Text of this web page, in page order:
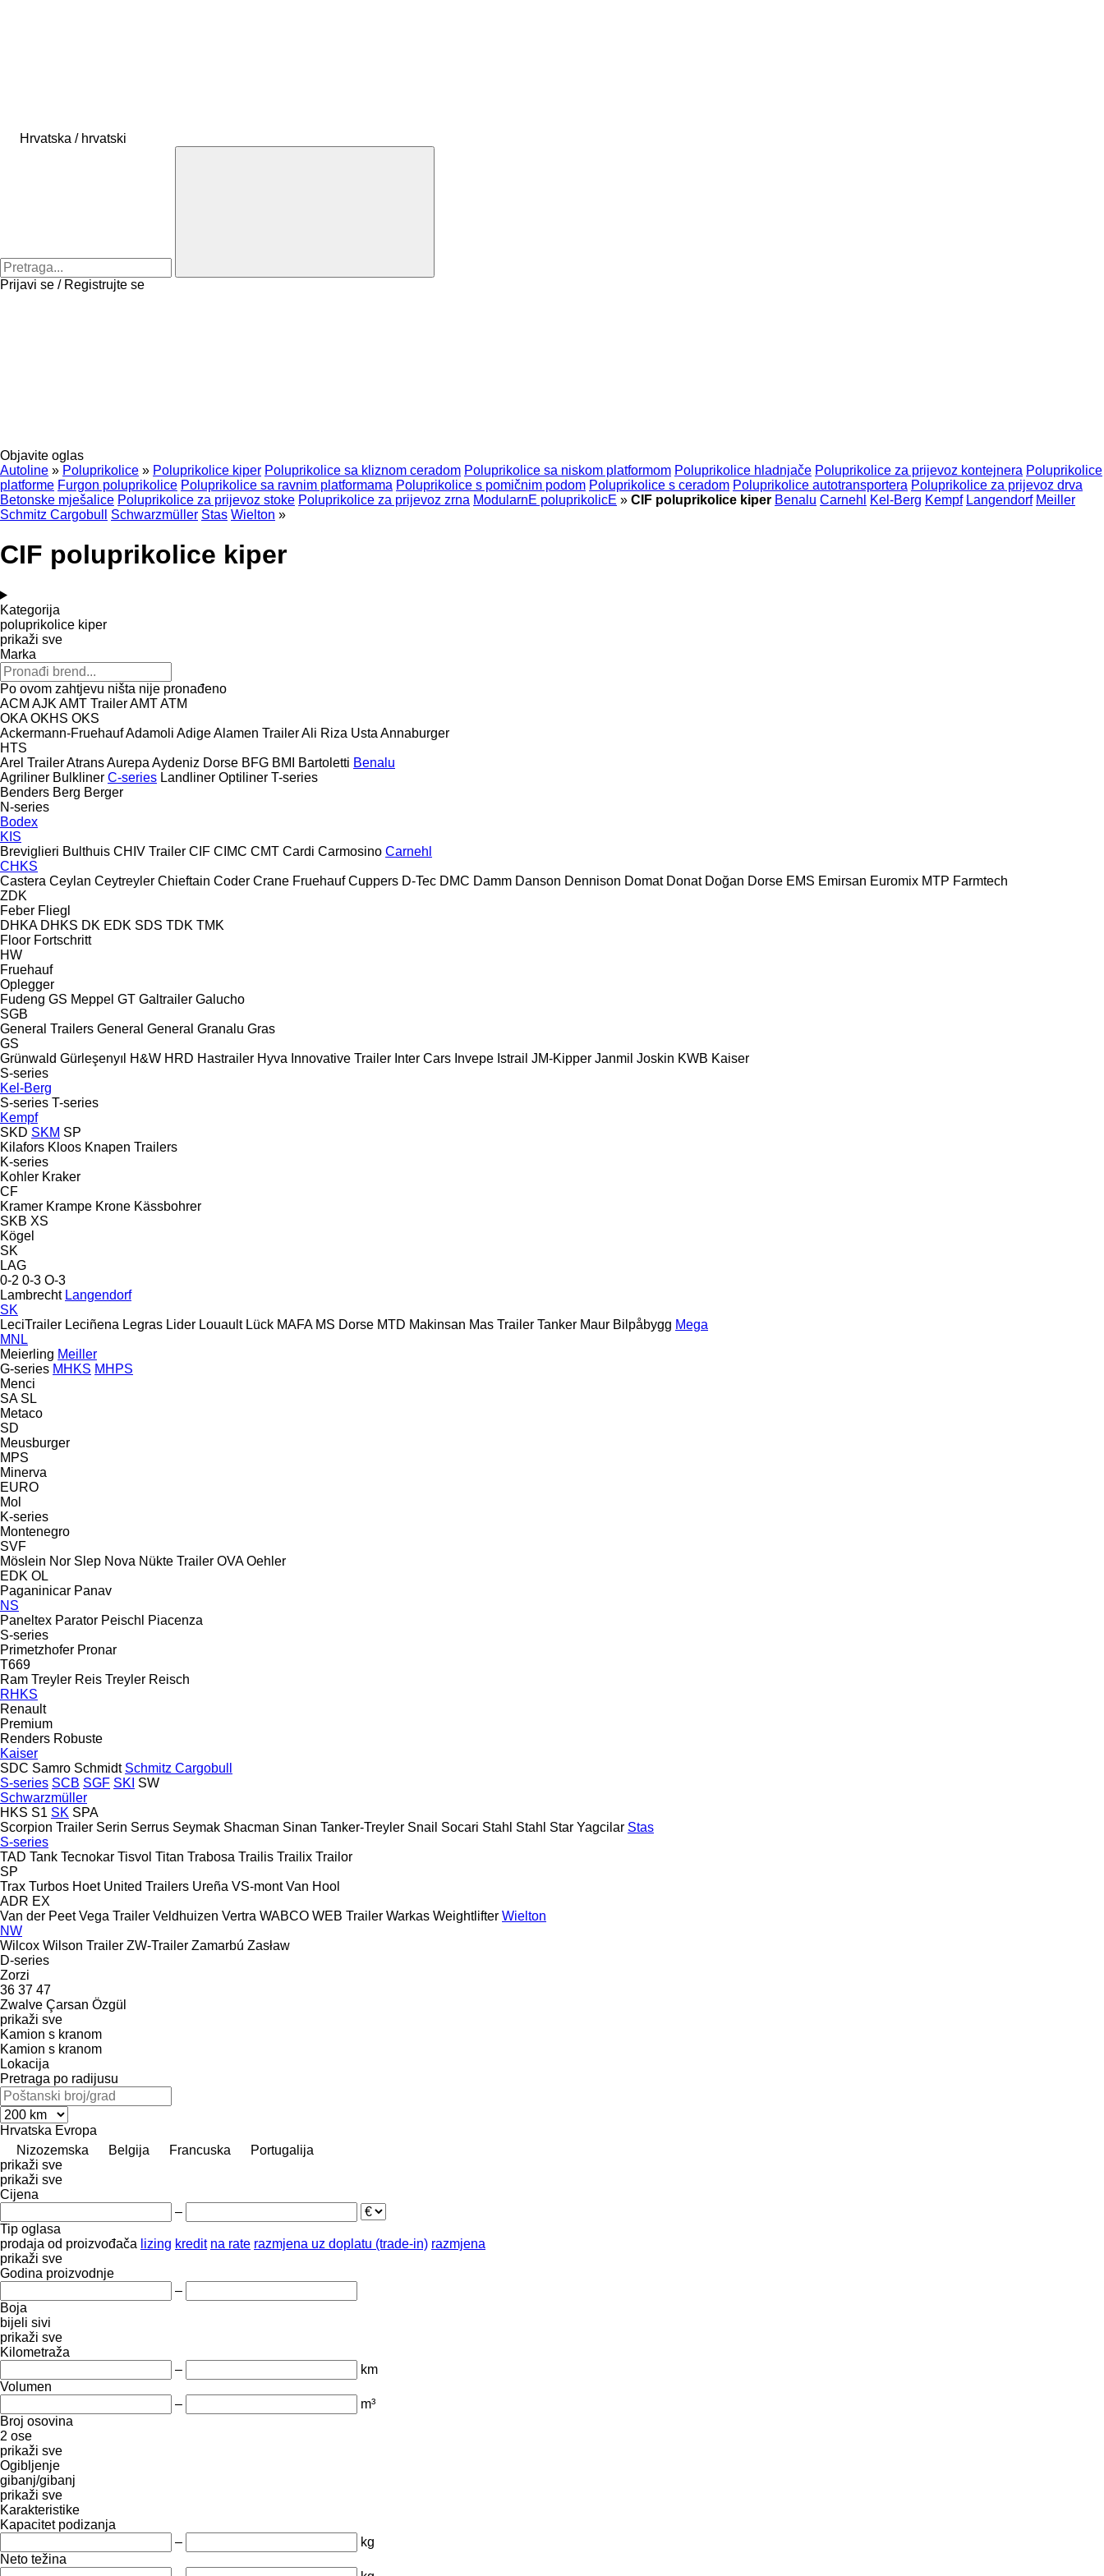
Hrvatska / hrvatski
Prijavi se / Registrujte se
Objavite oglas
Autoline » Poluprikolice » Poluprikolice kiper Poluprikolice sa kliznom ceradom Poluprikolice sa niskom platformom Poluprikolice hladnjače Poluprikolice za prijevoz kontejnera Poluprikolice
platforme Furgon poluprikolice Poluprikolice sa ravnim platformama Poluprikolice s pomičnim podom Poluprikolice s ceradom Poluprikolice autotransportera Poluprikolice za prijevoz drva
Betonske mješalice Poluprikolice za prijevoz stoke Poluprikolice za prijevoz zrna ModularnE poluprikolicE » CIF poluprikolice kiper Benalu Carnehl Kel-Berg Kempf Langendorf Meiller
Schmitz Cargobull
Schwarzmüller Stas Wielton »
CIF poluprikolice kiper
Kategorija
poluprikolice kiper
prikaži sve
Marka
Po ovom zahtjevu ništa nije pronađeno
ACM AJK AMT TrailerAMTATM
OKA OKHS OKS
Ackermann-FruehaufAdamoli AdigeAlamen TrailerAli Riza Usta Annaburger
HTS
Arel TrailerAtransAurepa Aydeniz Dorse BFG BMI Bartoletti Benalu
Agriliner Bulkliner C-series Landliner Optiliner T-series
Benders Berg Berger
N-series
Bodex
KIS
Breviglieri Bulthuis CHIV Trailer CIF CIMC CMT Cardi Carmosino Carnehl
CHKS
Castera Ceylan Ceytreyler Chieftain Coder Crane Fruehauf Cuppers D-Tec DMC Damm Danson Dennison Domat Donat Doğan Dorse EMS Emirsan Euromix MTP Farmtech
ZDK
Feber Fliegl
DHKA DHKS DK EDK SDS TDK TMK
Floor Fortschritt
HW
Fruehauf
Oplegger
Fudeng GS Meppel GT Galtrailer Galucho
SGB
General Trailers General General Granalu Gras
GS
Grünwald Gürleşenyıl H&W HRD Hastrailer Hyva Innovative Trailer Inter Cars Invepe Istrail JM-Kipper Janmil Joskin KWB Kaiser
S-series
Kel-Berg
S-series T-series
Kempf
SKD SKM SP
Kilafors Kloos Knapen Trailers
K-series
Kohler Kraker
CF
Kramer Krampe Krone Kässbohrer
SKB XS
Kögel
SK
LAG
0-2 0-3 O-3
Lambrecht Langendorf
SK
LeciTrailer Leciñena Legras Lider Louault Lück MAFA MS Dorse MTD Makinsan Mas Trailer Tanker Maur Bilpåbygg Mega
MNL
Meierling Meiller
G-series MHKS MHPS
Menci
SA SL
Metaco
SD
Meusburger
MPS
Minerva
EURO
Mol
K-series
Montenegro
SVF
Möslein Nor Slep Nova Nükte Trailer OVA Oehler
EDK OL
Paganinicar Panav
NS
Paneltex Parator Peischl
Piacenza
S-series
Primetzhofer Pronar
T669
Ram Treyler Reis Treyler Reisch
RHKS
Renault
Premium
Renders Robuste
Kaiser
SDC Samro Schmidt Schmitz Cargobull
S-series SCB SGF SKI SW
Schwarzmüller
HKS S1 SK SPA
Scorpion Trailer Serin Serrus Seymak Shacman Sinan Tanker-Treyler Snail Socari Stahl Stahl Star Yagcilar Stas
S-series
TAD Tank Tecnokar Tisvol Titan Trabosa Trailis Trailix Trailor
SP
Trax Turbos Hoet United Trailers Ureña VS-mont Van Hool
ADR EX
Van der Peet Vega Trailer Veldhuizen Vertra WABCO WEB Trailer Warkas Weightlifter Wielton
NW
Wilcox Wilson Trailer ZW-Trailer Zamarbú Zasław
D-series
Zorzi
36 37 47
Zwalve Çarsan Özgül
prikaži sve
Kamion s kranom
Kamion s kranom
Lokacija
Pretraga po radijusu
Hrvatska Evropa
Nizozemska
Belgija Francuska
Portugalija
prikaži sve
prikaži sve
Cijena
–
Tip oglasa
prodaja od proizvođača lizing kredit na rate razmjena uz doplatu (trade-in) razmjena
prikaži sve
Godina proizvodnje
–
Boja
bijeli sivi
prikaži sve
Kilometraža
–
km
Volumen
–
m³
Broj osovina
2 ose
prikaži sve
Ogibljenje
gibanj/gibanj
prikaži sve
Karakteristike
Kapacitet podizanja
–
kg
Neto težina